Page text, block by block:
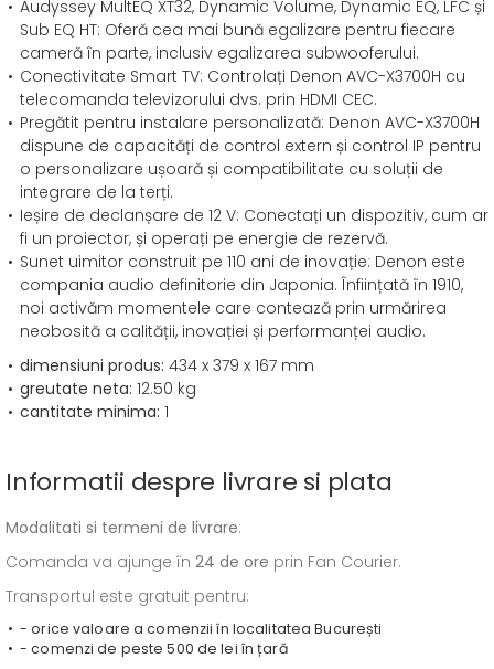
Audyssey MultEQ XT32, Dynamic Volume, Dynamic EQ, LFC și
Sub EQ HT: Oferă cea mai bună egalizare pentru fiecare
cameră în parte, inclusiv egalizarea subwooferului.
Conectivitate Smart TV: Controlați Denon AVC-X3700H cu
telecomanda televizorului dvs. prin HDMI CEC.
Pregătit pentru instalare personalizată: Denon AVC-X3700H
dispune de capacități de control extern și control IP pentru
o personalizare ușoară și compatibilitate cu soluții de
integrare de la terți.
Ieșire de declanșare de 12 V: Conectați un dispozitiv, cum ar
fi un proiector, și operați pe energie de rezervă.
Sunet uimitor construit pe 110 ani de inovație: Denon este
compania audio definitorie din Japonia. Înființată în 1910,
noi activăm momentele care contează prin urmărirea
neobosită a calității, inovației și performanței audio.
dimensiuni produs: 434 x 379 x 167 mm
greutate neta: 12.50 kg
cantitate minima: 1
Informatii despre livrare si plata
Modalitati si termeni de livrare:
Comanda va ajunge în 24 de ore prin Fan Courier.
Transportul este gratuit pentru:
- orice valoare a comenzii în localitatea București
- comenzi de peste 500 de lei în țară